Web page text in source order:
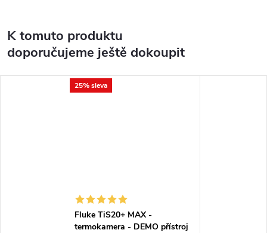
K tomuto produktu
doporučujeme ještě dokoupit
25% sleva
Fluke TiS20+ MAX -
termokamera - DEMO přístroj